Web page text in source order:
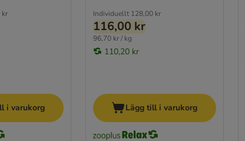
kr
i varukorg
Individuellt 128,00 kr
116,00 kr
96,70 kr / kg
110,20 kr
Lägg till i varukorg